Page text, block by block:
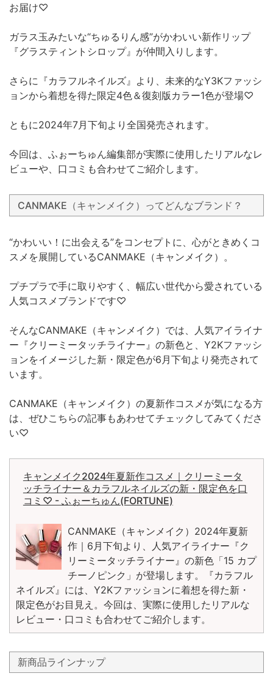
お届け♡
ガラス玉みたいな“ちゅるりん感”がかわいい新作リップ
『グラスティントシロップ』が仲間入りします。
さらに『カラフルネイルズ』より、未来的なY3Kファッシ
ョンから着想を得た限定4色＆復刻版カラー1色が登場♡
ともに2024年7月下旬より全国発売されます。
今回は、ふぉーちゅん編集部が実際に使用したリアルなレ
ビューや、口コミも合わせてご紹介します。
CANMAKE（キャンメイク）ってどんなブランド？
“かわいい！に出会える”をコンセプトに、心がときめくコ
スメを展開しているCANMAKE（キャンメイク）。
プチプラで手に取りやすく、幅広い世代から愛されている
人気コスメブランドです♡
そんなCANMAKE（キャンメイク）では、人気アイライナ
ー『クリーミータッチライナー』の新色と、Y2Kファッシ
ョンをイメージした新・限定色が6月下旬より発売されて
います。
CANMAKE（キャンメイク）の夏新作コスメが気になる方
は、ぜひこちらの記事もあわせてチェックしてみてくださ
い♡
キャンメイク2024年夏新作コスメ｜クリーミータ
ッチライナー＆カラフルネイルズの新・限定色を口
コミ♡ - ふぉーちゅん(FORTUNE)
CANMAKE（キャンメイク）2024年夏新
作｜6月下旬より、人気アイライナー『ク
リーミータッチライナー』の新色「15 カプ
チーノピンク」が登場します。『カラフル
ネイルズ』には、Y2Kファッションに着想を得た新・
限定色がお目見え。今回は、実際に使用したリアルな
レビュー・口コミも合わせてご紹介します。
新商品ラインナップ